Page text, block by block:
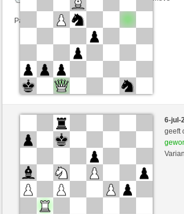
Partij telt mee voor de ranglijst
Wit
_Koenigsmord_ (1667) (+18)
arsenegal (1706) (-20)
Speelduur: 2 minutes/side + 0 seconds/move
Partij telt mee voor de ranglijst
6-jul-
geeft